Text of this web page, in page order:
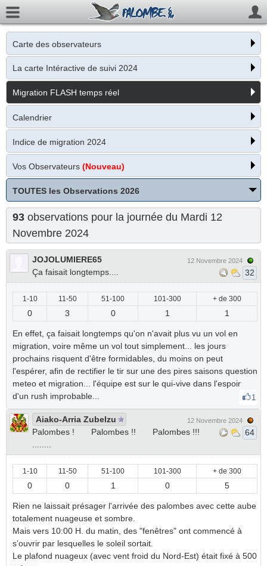
Carte des observateurs
La carte Intéractive de suivi 2024
Migration FLASH temps réel
Calendrier
Indice de migration 2024
Vos Observateurs (Nouveau)
TOUTES les Observations 2026
93 observations pour la journée du Mardi 12
Novembre 2024
JOJOLUMIERE65
Ça faisait longtemps....
12 Novembre 2024
32
1-10 11-50 51-100 101-300 + de 300
0 3 0 1 1
En effet, ça faisait longtemps qu'on n'avait plus vu un vol en
migration, voire même un vol tout simplement... les jours
prochains risquent d'être formidables, du moins on peut
l'espérer, afin de rectifier le tir sur une des pires saisons question
meteo et migration... l'équipe est sur le qui-vive dans l'espoir
d'un rush improbable...
1
Aiako-Arria Zubelzu
Palombes ! Palombes !! Palombes !!!
12 Novembre 2024
64
1-10 11-50 51-100 101-300 + de 300
0 0 1 0 5
Rien ne laissait présager l'arrivée des palombes avec cette aube
totalement nuageuse et sombre.
Mais vers 10:00 H. du matin, des "fenêtres" ont commencé à
s’ouvrir par lesquelles le soleil sortait.
Le plafond nuageux (avec vent froid du Nord-Est) était fixé à 500